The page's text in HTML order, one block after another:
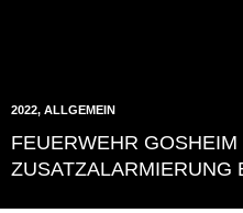
2022, ALLGEMEIN
FEUERWEHR
ZUSATZALARMIERUNG